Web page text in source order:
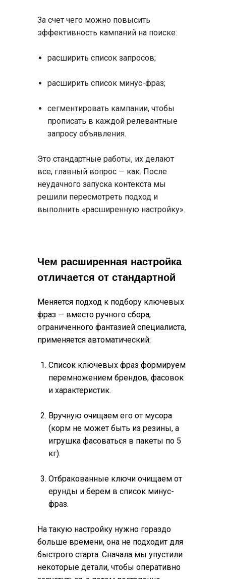
За счет чего можно повысить
эффективность кампаний на поиске:
расширить список запросов;
расширить список минус-фраз;
сегментировать кампании, чтобы
прописать в каждой релевантные
запросу объявления.
Это стандартные работы, их делают
все, главный вопрос — как. После
неудачного запуска контекста мы
решили пересмотреть подход и
выполнить «расширенную настройку».
Чем расширенная настройка
отличается от стандартной
Меняется подход к подбору ключевых
фраз — вместо ручного сбора,
ограниченного фантазией специалиста,
применяется автоматический:
Список ключевых фраз формируем
перемножением брендов, фасовок
и характеристик.
Вручную очищаем его от мусора
(корм не может быть из резины, а
игрушка фасоваться в пакеты по 5
кг).
Отбракованные ключи очищаем от
ерунды и берем в список минус-
фраз.
На такую настройку нужно гораздо
больше времени, она не подходит для
быстрого старта. Сначала мы упустили
некоторые детали, чтобы оперативно